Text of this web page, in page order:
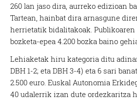
260 lan jaso dira, aurreko edizioan
Tartean, hainbat dira arnasgune
herrietatik bidalitakoak.
bozketa-epea 4.200 bozka baino
Lehiaketak hiru kategoria ditu
DBH 1-2; eta DBH 3-4) eta 6 sari
2.500 euro. Euskal Autonomia
40 udalerrik izan dute ordezkaritza